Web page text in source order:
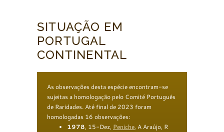
SITUAÇÃO EM
PORTUGAL
CONTINENTAL
As observações desta espécie encontram-se
sujeitas a homologação pelo Comité Português
de Raridades. Até final de 2023 foram
homologadas 16 observações:
1978, 15-Dez, Peniche, A Araújo, R